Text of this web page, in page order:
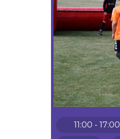
11:00 - 17:00